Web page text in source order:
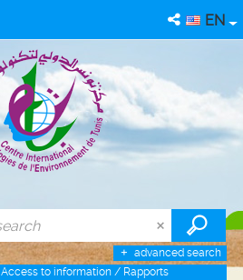
EN
advanced search
Access to information / Rapports